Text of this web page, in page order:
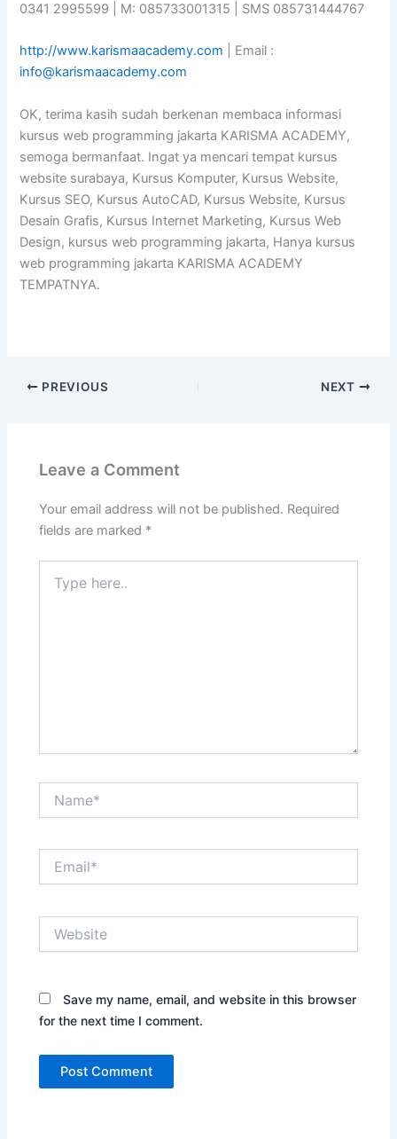
0341 2995599 | M: 085733001315 | SMS 085731444767
http://www.karismaacademy.com | Email :
info@karismaacademy.com
OK, terima kasih sudah berkenan membaca informasi
kursus web programming jakarta KARISMA ACADEMY,
semoga bermanfaat. Ingat ya mencari tempat kursus
website surabaya, Kursus Komputer, Kursus Website,
Kursus SEO, Kursus AutoCAD, Kursus Website, Kursus
Desain Grafis, Kursus Internet Marketing, Kursus Web
Design, kursus web programming jakarta, Hanya kursus
web programming jakarta KARISMA ACADEMY
TEMPATNYA.
PREVIOUS NEXT
Leave a Comment
Your email address will not be published. Required
fields are marked *
here..
Save my name, email, and website in this browser
for the next time I comment.